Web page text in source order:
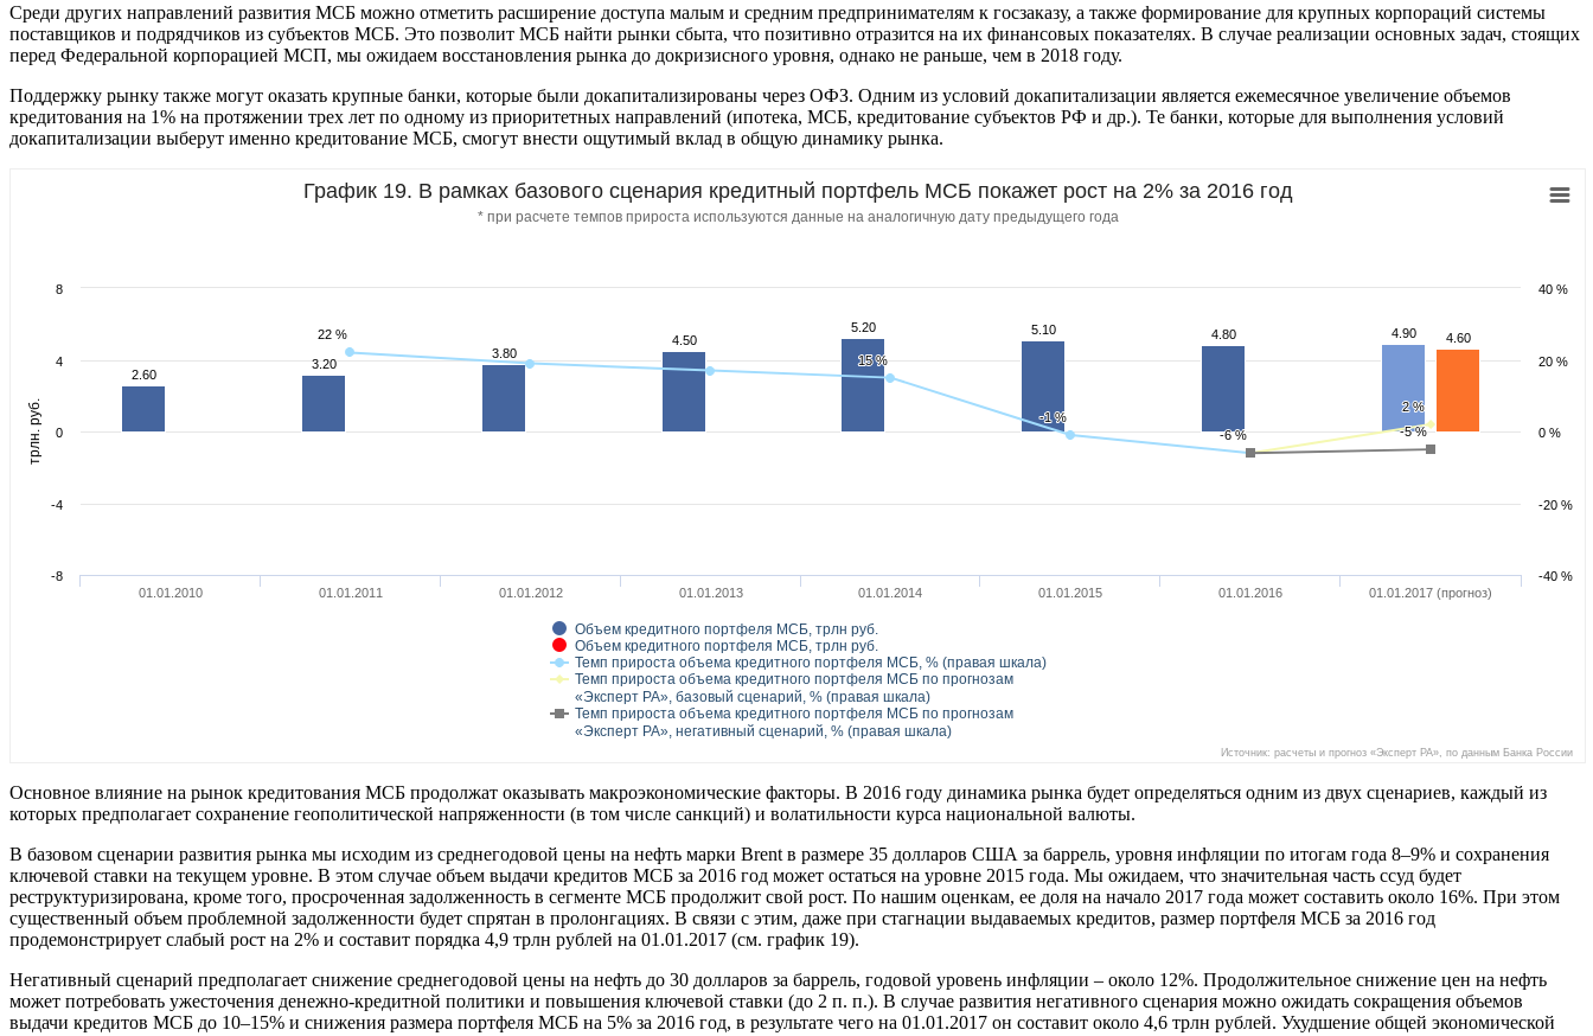
Среди других направлений развития МСБ можно отметить расширение доступа малым и средним предпринимателям к госзаказу, а также формирование для крупных корпораций системы
поставщиков и подрядчиков из субъектов МСБ. Это позволит МСБ найти рынки сбыта, что позитивно отразится на их финансовых показателях. В случае реализации основных задач, стоящих
перед Федеральной корпорацией МСП, мы ожидаем восстановления рынка до докризисного уровня, однако не раньше, чем в 2018 году.
Поддержку рынку также могут оказать крупные банки, которые были докапитализированы через ОФЗ. Одним из условий докапитализации является ежемесячное увеличение объемов
кредитования на 1% на протяжении трех лет по одному из приоритетных направлений (ипотека, МСБ, кредитование субъектов РФ и др.). Те банки, которые для выполнения условий
докапитализации выберут именно кредитование МСБ, смогут внести ощутимый вклад в общую динамику рынка.
трлн. руб.
График 19. В рамках базового сценария кредитный портфель МСБ покажет рост на 2% за 2016 год
* при расчете темпов прироста используются данные на аналогичную дату предыдущего года
2.60
2.60
3.20
3.20
3.80
3.80
4.50
4.50
5.20
5.20 5.10
5.10 4.80
4.80 4.90
4.90 4.60
4.60
22 %
22 %
15 %
15 %
-1 %
-1 %
-6 %
-6 %
2 %
2 %
-5 %
-5 %
Объем кредитного портфеля МСБ, трлн руб.
Объем кредитного портфеля МСБ, трлн руб.
Темп прироста объема кредитного портфеля МСБ, % (правая шкала)
Темп прироста объема кредитного портфеля МСБ по прогнозам
«Эксперт РА», базовый сценарий, % (правая шкала)
Темп прироста объема кредитного портфеля МСБ по прогнозам
«Эксперт РА», негативный сценарий, % (правая шкала)
01.01.2010 01.01.2011 01.01.2012 01.01.2013 01.01.2014 01.01.2015 01.01.2016 01.01.2017 (прогноз)
-40 %
-20 %
0 %
20 %
40 %
-8
-4
0
4
8
Источник: расчеты и прогноз «Эксперт РА», по данным Банка России
Основное влияние на рынок кредитования МСБ продолжат оказывать макроэкономические факторы. В 2016 году динамика рынка будет определяться одним из двух сценариев, каждый из
которых предполагает сохранение геополитической напряженности (в том числе санкций) и волатильности курса национальной валюты.
В базовом сценарии развития рынка мы исходим из среднегодовой цены на нефть марки Brent в размере 35 долларов США за баррель, уровня инфляции по итогам года 8–9% и сохранения
ключевой ставки на текущем уровне. В этом случае объем выдачи кредитов МСБ за 2016 год может остаться на уровне 2015 года. Мы ожидаем, что значительная часть ссуд будет
реструктуризирована, кроме того, просроченная задолженность в сегменте МСБ продолжит свой рост. По нашим оценкам, ее доля на начало 2017 года может составить около 16%. При этом
существенный объем проблемной задолженности будет спрятан в пролонгациях. В связи с этим, даже при стагнации выдаваемых кредитов, размер портфеля МСБ за 2016 год
продемонстрирует слабый рост на 2% и составит порядка 4,9 трлн рублей на 01.01.2017 (см. график 19).
Негативный сценарий предполагает снижение среднегодовой цены на нефть до 30 долларов за баррель, годовой уровень инфляции – около 12%. Продолжительное снижение цен на нефть
может потребовать ужесточения денежно-кредитной политики и повышения ключевой ставки (до 2 п. п.). В случае развития негативного сценария можно ожидать сокращения объемов
выдачи кредитов МСБ до 10–15% и снижения размера портфеля МСБ на 5% за 2016 год, в результате чего на 01.01.2017 он составит около 4,6 трлн рублей. Ухудшение общей экономической